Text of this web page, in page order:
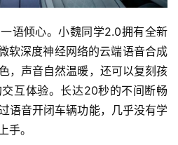
语倾心。小魏同学2.0拥有全新
软深度神经网络的云端语音合成
，声音自然温暖，还可以复刻孩
互体验。长达20秒的不间断畅
语音开闭车辆功能，几乎没有学
手。